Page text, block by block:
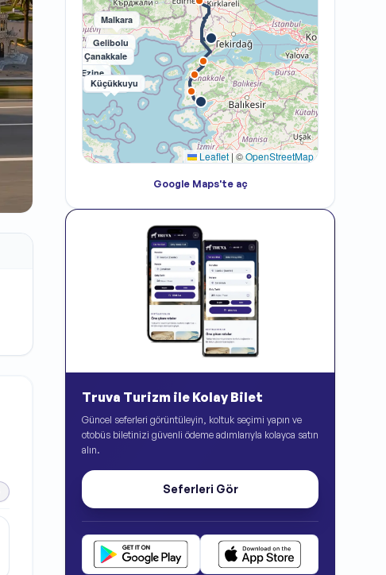
Malkara
Gelibolu
Çanakkale
Ezine
Ayvacık
Küçükkuyu
Leaflet | ©OpenStreetMap
Google Maps'te aç
Truva Turizm ile Kolay Bilet
Güncel seferleri görüntüleyin, koltuk seçimi yapın ve
otobüs biletinizi güvenli ödeme adımlarıyla kolayca satın
alın.
Seferleri Gör